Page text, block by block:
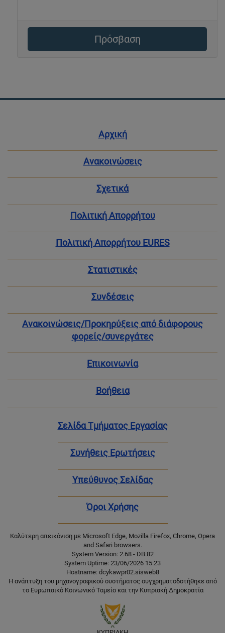
Πρόσβαση
Αρχική
Ανακοινώσεις
Σχετικά
Πολιτική Απορρήτου
Πολιτική Απορρήτου EURES
Στατιστικές
Συνδέσεις
Ανακοινώσεις/Προκηρύξεις από διάφορους
φορείς/συνεργάτες
Επικοινωνία
Βοήθεια
Σελίδα Τμήματος Εργασίας
Συνήθεις Ερωτήσεις
Υπεύθυνος Σελίδας
Όροι Χρήσης
Καλύτερη απεικόνιση με Microsoft Edge, Mozilla Firefox, Chrome, Opera
and Safari browsers.
System Version: 2.68 - DB:82
System Uptime: 23/06/2026 15:23
Hostname: dcykawpr02.sisweb8
Η ανάπτυξη του μηχανογραφικού συστήματος συγχρηματοδοτήθηκε από
το Ευρωπαικό Κοινωνικό Ταμείο και την Κυπριακή Δημοκρατία